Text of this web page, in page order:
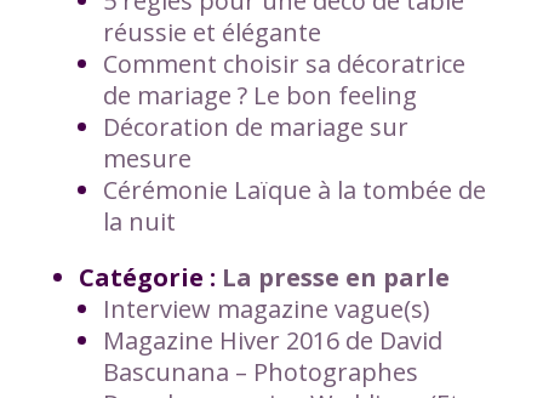
réussie et élégante
Comment choisir sa décoratrice
de mariage ? Le bon feeling
Décoration de mariage sur
mesure
Cérémonie Laïque à la tombée de
la nuit
Catégorie : La presse en parle
Interview magazine vague(s)
Magazine Hiver 2016 de David
Bascunana – Photographes